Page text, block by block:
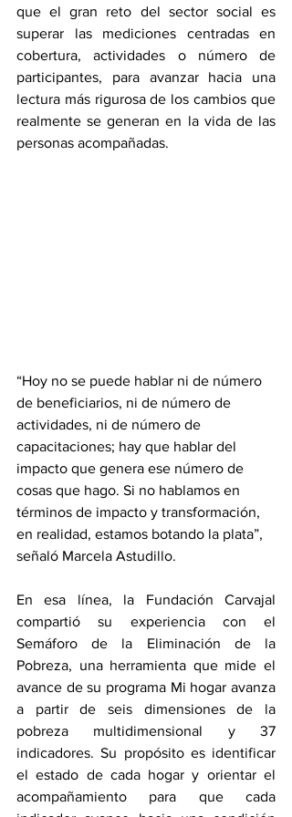
que el gran reto del sector social es
superar las mediciones centradas en
cobertura, actividades o número de
participantes, para avanzar hacia una
lectura más rigurosa de los cambios que
realmente se generan en la vida de las
personas acompañadas.
“Hoy no se puede hablar ni de número
de beneficiarios, ni de número de
actividades, ni de número de
capacitaciones; hay que hablar del
impacto que genera ese número de
cosas que hago. Si no hablamos en
términos de impacto y transformación,
en realidad, estamos botando la plata”,
señaló Marcela Astudillo.
En esa línea, la Fundación Carvajal
compartió su experiencia con el
Semáforo de la Eliminación de la
Pobreza, una herramienta que mide el
avance de su programa Mi hogar avanza
a partir de seis dimensiones de la
pobreza multidimensional y 37
indicadores. Su propósito es identificar
el estado de cada hogar y orientar el
acompañamiento para que cada